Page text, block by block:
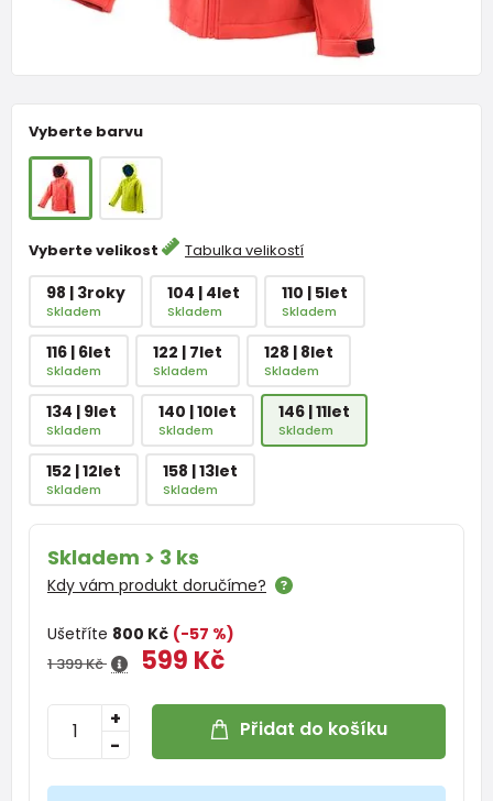
Vyberte barvu
Vyberte velikost Tabulka velikostí
98 | 3roky
Skladem
104 | 4let
Skladem
110 | 5let
Skladem
116 | 6let
Skladem
122 | 7let
Skladem
128 | 8let
Skladem
134 | 9let
Skladem
140 | 10let
Skladem
146 | 11let
Skladem
152 | 12let
Skladem
158 | 13let
Skladem
Skladem > 3 ks
Kdy vám produkt doručíme?
Ušetříte 800 Kč (-57 %)
1 399 Kč 599 Kč
-
+ Přidat do košíku